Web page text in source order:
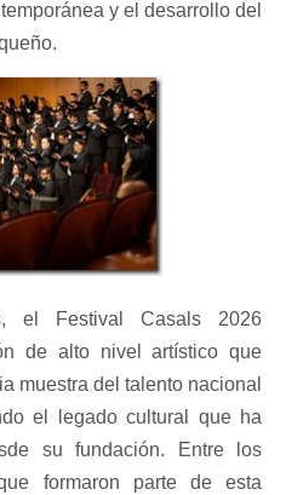
y el desarrollo del
el Festival Casals 2026
de alto nivel artístico que
muestra del talento nacional
el legado cultural que ha
su fundación. Entre los
formaron parte de esta